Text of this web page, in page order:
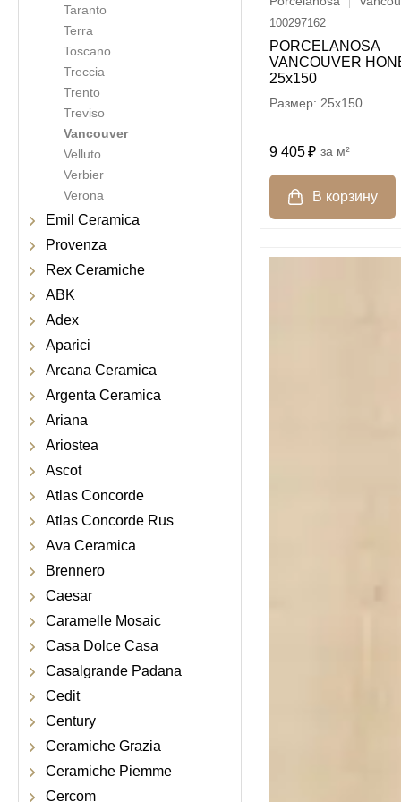
Taranto
Terra
Toscano
Treccia
Trento
Treviso
Vancouver
Velluto
Verbier
Verona
Emil Ceramica
Provenza
Rex Ceramiche
ABK
Adex
Aparici
Arcana Ceramica
Argenta Ceramica
Ariana
Ariostea
Ascot
Atlas Concorde
Atlas Concorde Rus
Ava Ceramica
Brennero
Caesar
Caramelle Mosaic
Casa Dolce Casa
Casalgrande Padana
Cedit
Century
Ceramiche Grazia
Ceramiche Piemme
Cercom
100297162
PORCELANOSA
VANCOUVER
25х150
25x150
9 405 м²